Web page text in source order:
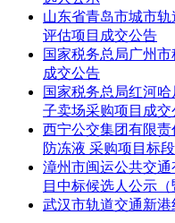
联系人：毛舰 孙鹏
电话：(024)83738990
电子邮件：
山东省青岛市城市
评估项目成交公告
国家税务总局广州
成交公告
国家税务总局红河
子卖场采购项目成交
西宁公交集团有限责
防冻液 采购项目标
漳州市闽运公共交
目中标候选人公示（
武汉市轨道交通新